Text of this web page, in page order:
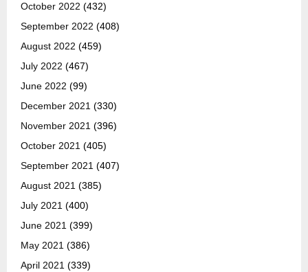
October 2022 (432)
September 2022 (408)
August 2022 (459)
July 2022 (467)
June 2022 (99)
December 2021 (330)
November 2021 (396)
October 2021 (405)
September 2021 (407)
August 2021 (385)
July 2021 (400)
June 2021 (399)
May 2021 (386)
April 2021 (339)